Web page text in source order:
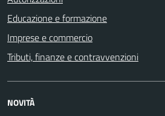
Educazione e formazione
Imprese e commercio
Tributi, finanze e contravvenzioni
NOVITÀ